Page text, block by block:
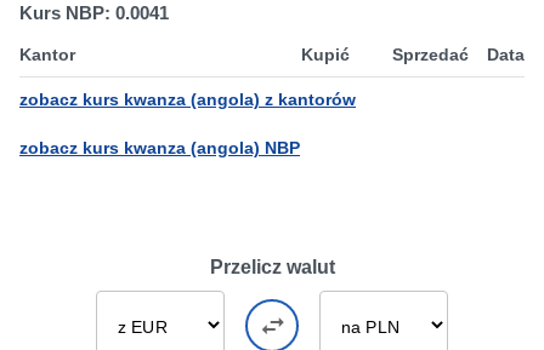
Kurs NBP: 0.0041
Kantor Kupić Sprzedać Data
zobacz kurs kwanza (angola) z kantorów
zobacz kurs kwanza (angola) NBP
Przelicz walut